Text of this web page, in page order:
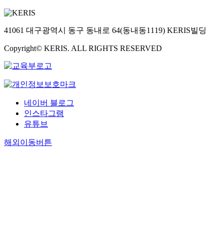
41061 대구광역시 동구 동내로 64(동내동1119) KERIS빌딩
Copyright© KERIS. ALL RIGHTS RESERVED
네이버 블로그
인스타그램
유튜브
해외이동버튼